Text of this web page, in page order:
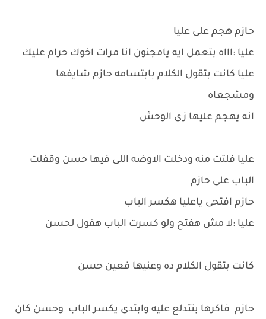
حازم هجم على عليا
عليا :اااه بتعمل ايه يامجنون انا مرات اخوك حرام عليك
عليا كانت بتقول الكلام بابتسامه حازم شايفها
ومشجعاه
انه يهجم عليها زى الوحش
عليا فلتت منه ودخلت الاوضه اللى فيها حسن وقفلت
الباب على حازم
حازم افتحى ياعليا هكسر الباب
عليا :لا مش هفتح ولو كسرت الباب هقول لحسن
كانت بتقول الكلام ده وعنيها فعين حسن
حازم فاكرها بتتدلع عليه وابتدى يكسر الباب وحسن كان